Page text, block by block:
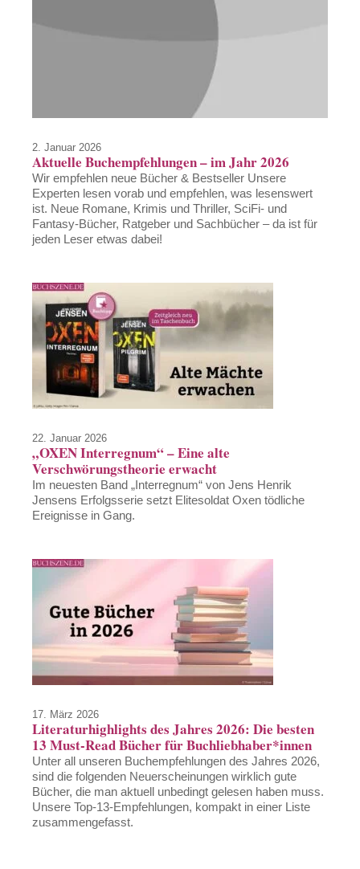
2. Januar 2026
Aktuelle Buchempfehlungen – im Jahr 2026
Wir empfehlen neue Bücher & Bestseller Unsere
Experten lesen vorab und empfehlen, was lesenswert
ist. Neue Romane, Krimis und Thriller, SciFi- und
Fantasy-Bücher, Ratgeber und Sachbücher – da ist für
jeden Leser etwas dabei!
22. Januar 2026
„OXEN Interregnum“ – Eine alte
Verschwörungstheorie erwacht
Im neuesten Band „Interregnum“ von Jens Henrik
Jensens Erfolgsserie setzt Elitesoldat Oxen tödliche
Ereignisse in Gang.
17. März 2026
Literaturhighlights des Jahres 2026: Die besten
13 Must-Read Bücher für Buchliebhaber*innen
Unter all unseren Buchempfehlungen des Jahres 2026,
sind die folgenden Neuerscheinungen wirklich gute
Bücher, die man aktuell unbedingt gelesen haben muss.
Unsere Top-13-Empfehlungen, kompakt in einer Liste
zusammengefasst.